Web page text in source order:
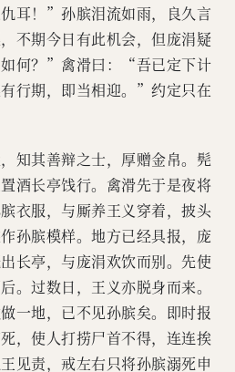
耳！”孙膑泪流如雨，良久言
不期今日有此机会，但庞涓疑
如何？”禽滑曰：“吾已定下计
行期，即当相迎。”约定只在
知其善辩之士，厚赠金帛。髡
酒长亭饯行。禽滑先于是夜将
衣服，与厮养王义穿着，披头
孙膑模样。地方已经具报，庞
长亭，与庞涓欢饮而别。先使
。过数日，王义亦脱身而来。
一地，已不见孙膑矣。即时报
，使人打捞尸首不得，连连挨
见责，戒左右只将孙膑溺死申